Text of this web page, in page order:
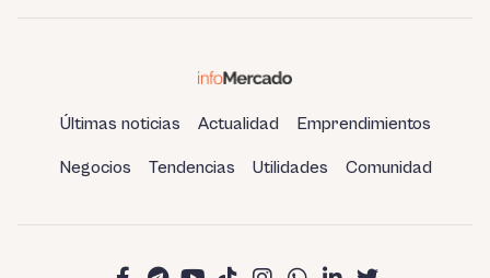
Últimas noticias Actualidad Emprendimientos
Negocios Tendencias Utilidades Comunidad